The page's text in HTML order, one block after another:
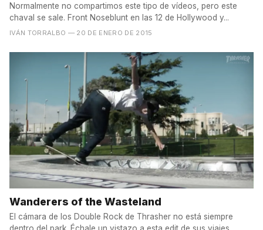
Normalmente no compartimos este tipo de vídeos, pero este
chaval se sale. Front Noseblunt en las 12 de Hollywood y...
IVÁN TORRALBO — 20 DE ENERO DE 2015
Wanderers of the Wasteland
El cámara de los Double Rock de Thrasher no está siempre